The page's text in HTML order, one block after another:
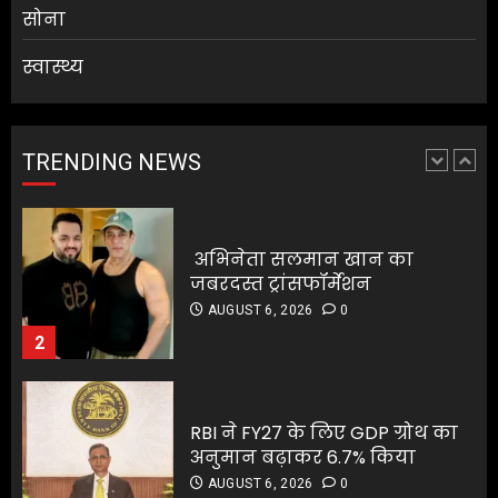
सोना
स्वास्थ्य
TRENDING NEWS
2
जबरदस्त ट्रांसफॉर्मेशन
3
RBI ने FY27 के लिए GDP ग्रोथ का
अनुमान बढ़ाकर 6.7% किया
AUGUST 6, 2026 0
ग्राहकों की मांग पर यामाहा ने फिर
पेश किए मोटोजीपी एडिशन
AUGUST 6, 2026 0
AUGUST 6, 2026 0
AUGUST 6, 2026 0